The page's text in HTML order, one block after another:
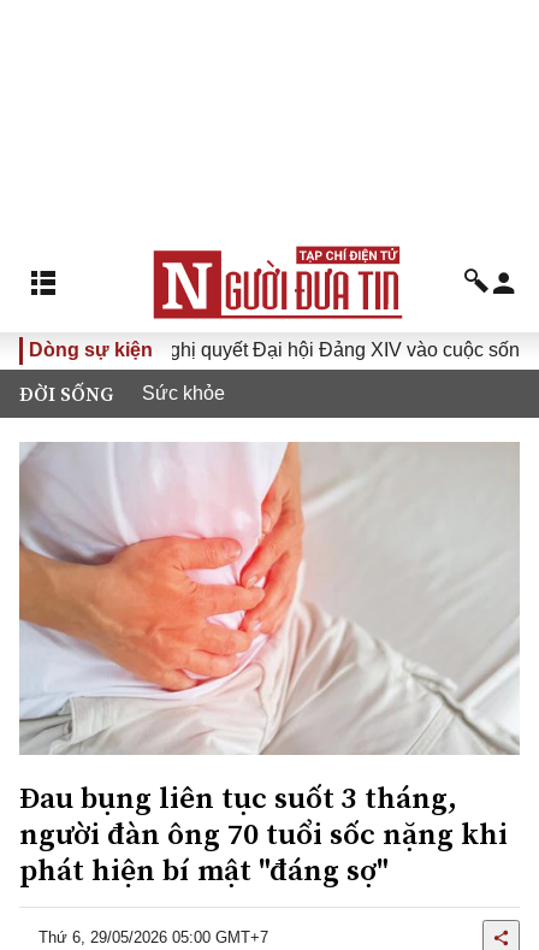
Dòng sự kiện
Đưa Nghị quyết Đại hội Đảng XIV vào cuộc sống
ĐỜI SỐNG Sức khỏe
Đau bụng liên tục suốt 3 tháng,
người đàn ông 70 tuổi sốc nặng khi
phát hiện bí mật "đáng sợ"
Thứ 6, 29/05/2026 05:00 GMT+7